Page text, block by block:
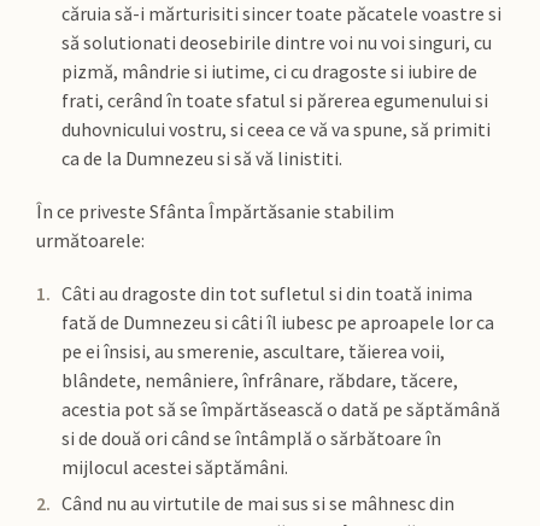
căruia să-i mărturisiti sincer toate păcatele voastre si
să solutionati deosebirile dintre voi nu voi singuri, cu
pizmă, mândrie si iutime, ci cu dragoste si iubire de
frati, cerând în toate sfatul si părerea egumenului si
duhovnicului vostru, si ceea ce vă va spune, să primiti
ca de la Dumnezeu si să vă linistiti.
În ce priveste Sfânta Împărtăsanie stabilim
următoarele:
Câti au dragoste din tot sufletul si din toată inima
fată de Dumnezeu si câti îl iubesc pe aproapele lor ca
pe ei însisi, au smerenie, ascultare, tăierea voii,
blândete, nemâniere, înfrânare, răbdare, tăcere,
acestia pot să se împărtăsească o dată pe săptămână
si de două ori când se întâmplă o sărbătoare în
mijlocul acestei săptămâni.
Când nu au virtutile de mai sus si se mâhnesc din